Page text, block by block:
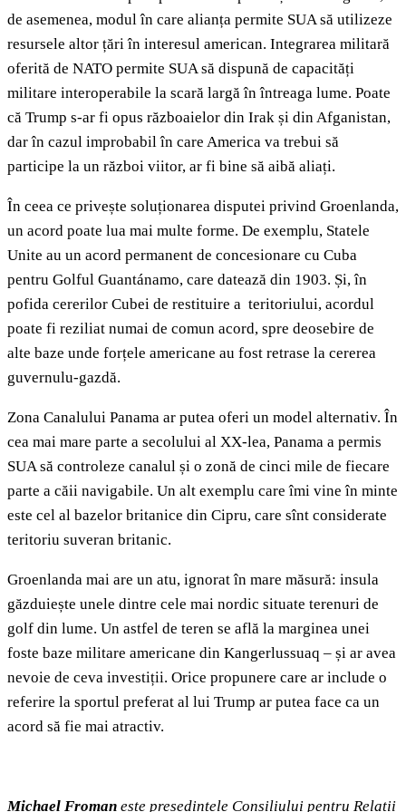
de asemenea, modul în care alianța permite SUA să utilizeze
resursele altor țări în interesul american. Integrarea militară
oferită de NATO permite SUA să dispună de capacități
militare interoperabile la scară largă în întreaga lume. Poate
că Trump s-ar fi opus războaielor din Irak și din Afganistan,
dar în cazul improbabil în care America va trebui să
participe la un război viitor, ar fi bine să aibă aliați.
În ceea ce privește soluționarea disputei privind Groenlanda,
un acord poate lua mai multe forme. De exemplu, Statele
Unite au un acord permanent de concesionare cu Cuba
pentru Golful Guantánamo, care datează din 1903. Și, în
pofida cererilor Cubei de restituire a teritoriului, acordul
poate fi reziliat numai de comun acord, spre deosebire de
alte baze unde forțele americane au fost retrase la cererea
guvernulu-gazdă.
Zona Canalului Panama ar putea oferi un model alternativ. În
cea mai mare parte a secolului al XX-lea, Panama a permis
SUA să controleze canalul și o zonă de cinci mile de fiecare
parte a căii navigabile. Un alt exemplu care îmi vine în minte
este cel al bazelor britanice din Cipru, care sînt considerate
teritoriu suveran britanic.
Groenlanda mai are un atu, ignorat în mare măsură: insula
găzduiește unele dintre cele mai nordic situate terenuri de
golf din lume. Un astfel de teren se află la marginea unei
foste baze militare americane din Kangerlussuaq – și ar avea
nevoie de ceva investiții. Orice propunere care ar include o
referire la sportul preferat al lui Trump ar putea face ca un
acord să fie mai atractiv.
Michael Froman este președintele Consiliului pentru Relații